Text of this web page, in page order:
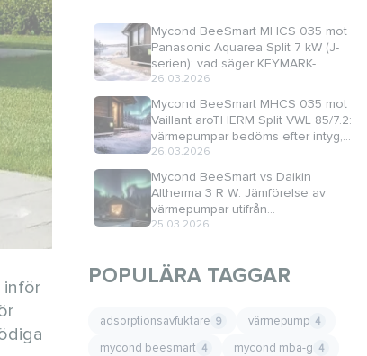
inför
Mycond BeeSmart MHCS 035 mot
Panasonic Aquarea Split 7 kW (J-
serien): vad säger KEYMARK-
certifikaten egentligen?
26.03.2026
Mycond BeeSmart MHCS 035 mot
Vaillant aroTHERM Split VWL 85/7.2:
värmepumpar bedöms efter intyg,
inte broschyr
26.03.2026
Mycond BeeSmart vs Daikin
Altherma 3 R W: Jämförelse av
värmepumpar utifrån
HP‑KEYMARK‑certifikat
25.03.2026
POPULÄRA TAGGAR
adsorptionsavfuktare 9 värmepump 4
mycond beesmart 4 mycond mba-g 4